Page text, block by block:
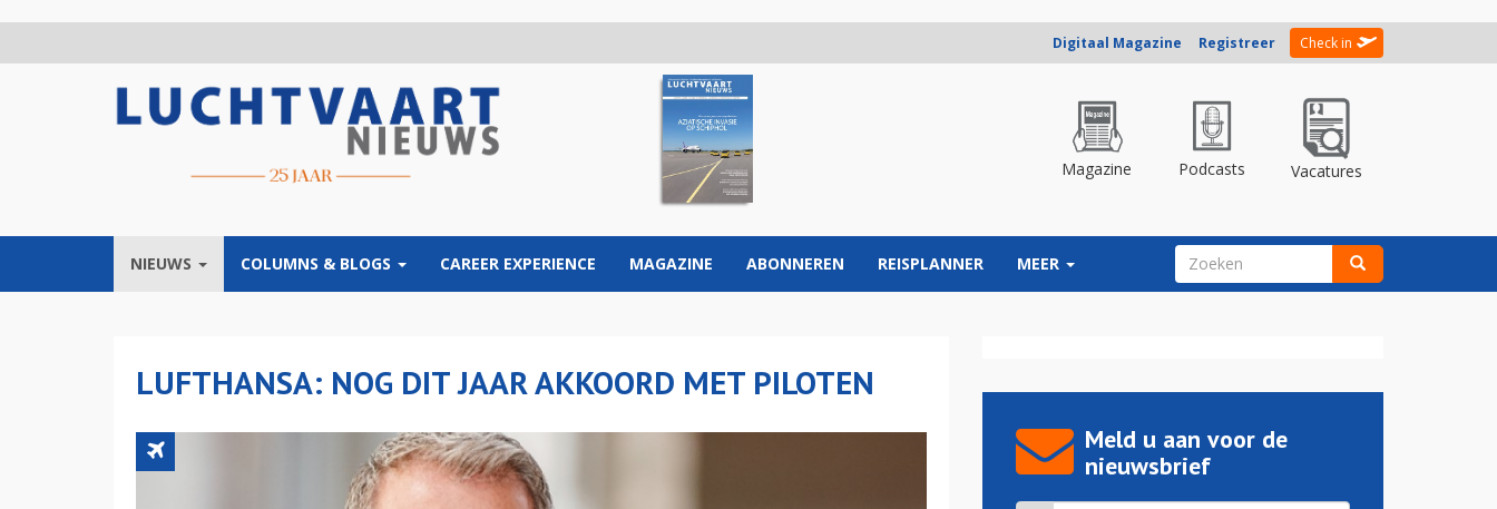
Digitaal Magazine Registreer Check in
Magazine Podcasts Vacatures
NIEUWS COLUMNS & BLOGS CAREER EXPERIENCE MAGAZINE ABONNEREN REISPLANNER MEER ZOEKVELD
LUFTHANSA: NOG DIT JAAR AKKOORD MET PILOTEN
Meld u aan voor de
nieuwsbrief